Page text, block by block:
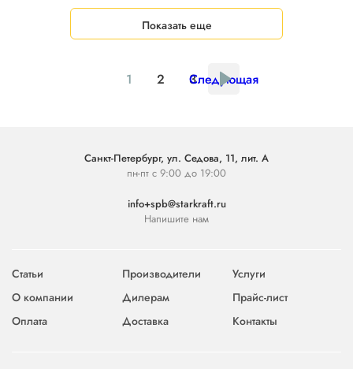
Показать еще
1 2 3
Следующая
Санкт-Петербург, ул. Седова, 11, лит. А
пн-пт с 9:00 до 19:00
info+spb@starkraft.ru
Напишите нам
Статьи Производители
Услуги
О компании
Дилерам
Прайс-лист
Оплата
Доставка Контакты